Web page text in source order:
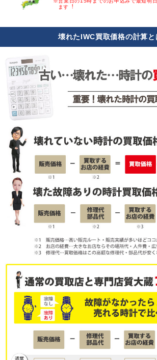
ます︕
壊れたIWC買取価格の計算と